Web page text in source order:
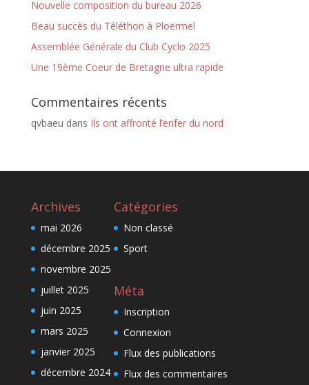
Nouvelle composition du bureau 2026
Beau succès du Téléthon à Ploërmel
Assemblée Générale du Club Cyclo 2025
Une 19ème Coeur de Bretagne ultra rapide
Commentaires récents
qvbaeu dans Ils ont affronté l’enfer du nord
Archives
mai 2026
décembre 2025
novembre 2025
juillet 2025
juin 2025
mars 2025
janvier 2025
décembre 2024
Catégories
Non classé
Sport
Méta
Inscription
Connexion
Flux des publications
Flux des commentaires